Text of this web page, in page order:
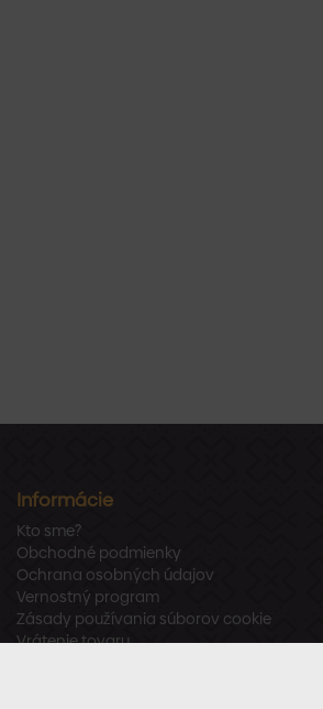
Informácie
Kto sme?
Obchodné podmienky
Ochrana osobných údajov
Vernostný program
Zásady používania súborov cookie
Vrátenie tovaru